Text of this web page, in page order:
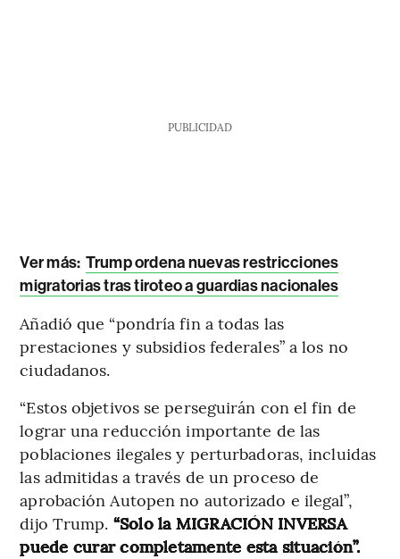
PUBLICIDAD
Ver más: Trump ordena nuevas restricciones
migratorias tras tiroteo a guardias nacionales
Añadió que “pondría fin a todas las
prestaciones y subsidios federales” a los no
ciudadanos.
“Estos objetivos se perseguirán con el fin de
lograr una reducción importante de las
poblaciones ilegales y perturbadoras, incluidas
las admitidas a través de un proceso de
aprobación Autopen no autorizado e ilegal”,
dijo Trump. “Solo la MIGRACIÓN INVERSA
puede curar completamente esta situación”.